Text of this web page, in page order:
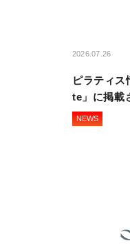
2026.07.26
ピラティ
te」に掲載
NEWS